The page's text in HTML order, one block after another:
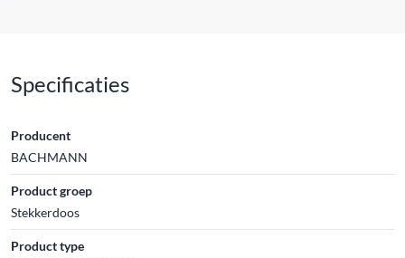
Specificaties
Producent
BACHMANN
Product groep
Stekkerdoos
Product type